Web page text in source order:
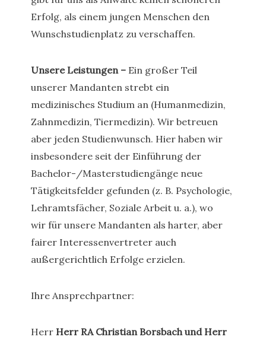
Erfolg, als einem jungen Menschen den
Wunschstudienplatz zu verschaffen.
Unsere Leistungen – Ein großer Teil
unserer Mandanten strebt ein
medizinisches Studium an (Humanmedizin,
Zahnmedizin, Tiermedizin). Wir betreuen
aber jeden Studienwunsch. Hier haben wir
insbesondere seit der Einführung der
Bachelor-/Masterstudiengänge neue
Tätigkeitsfelder gefunden (z. B. Psychologie,
Lehramtsfächer, Soziale Arbeit u. a.), wo
wir für unsere Mandanten als harter, aber
fairer Interessenvertreter auch
außergerichtlich Erfolge erzielen.
Ihre Ansprechpartner:
Herr Herr RA Christian Borsbach und Herr